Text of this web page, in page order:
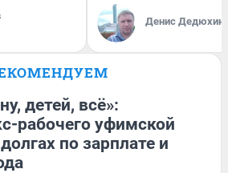
Денис Дедюхин
детей, всё»:
рабочего уфимской
по зарплате и